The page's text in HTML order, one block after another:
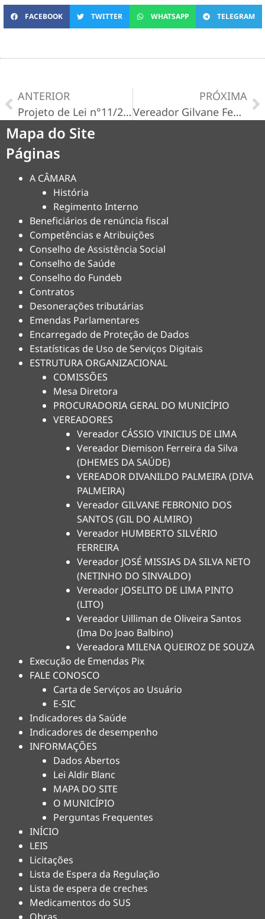
FACEBOOK TWITTER WHATSAPP TELEGRAM
ANTERIOR
Projeto de Lei n°11/2025
PRÓXIMA
Vereador Gilvane Febrônio solicita instalação de câmeras de segurança na Praça Joana Dias no Distrito de Várzeas
Mapa do Site
Páginas
A CÂMARA
História
Regimento Interno
Beneficiários de renúncia fiscal
Competências e Atribuições
Conselho de Assistência Social
Conselho de Saúde
Conselho do Fundeb
Contratos
Desonerações tributárias
Emendas Parlamentares
Encarregado de Proteção de Dados
Estatísticas de Uso de Serviços Digitais
ESTRUTURA ORGANIZACIONAL
COMISSÕES
Mesa Diretora
PROCURADORIA GERAL DO MUNICÍPIO
VEREADORES
Vereador CÁSSIO VINICIUS DE LIMA
Vereador Diemison Ferreira da Silva
(DHEMES DA SAÚDE)
VEREADOR DIVANILDO PALMEIRA (DIVA
PALMEIRA)
Vereador GILVANE FEBRONIO DOS
SANTOS (GIL DO ALMIRO)
Vereador HUMBERTO SILVÉRIO
FERREIRA
Vereador JOSÉ MISSIAS DA SILVA NETO
(NETINHO DO SINVALDO)
Vereador JOSELITO DE LIMA PINTO
(LITO)
Vereador Uilliman de Oliveira Santos
(Ima Do Joao Balbino)
Vereadora MILENA QUEIROZ DE SOUZA
Execução de Emendas Pix
FALE CONOSCO
Carta de Serviços ao Usuário
E-SIC
Indicadores da Saúde
Indicadores de desempenho
INFORMAÇÕES
Dados Abertos
Lei Aldir Blanc
MAPA DO SITE
O MUNICÍPIO
Perguntas Frequentes
INÍCIO
LEIS
Licitações
Lista de Espera da Regulação
Lista de espera de creches
Medicamentos do SUS
Obras